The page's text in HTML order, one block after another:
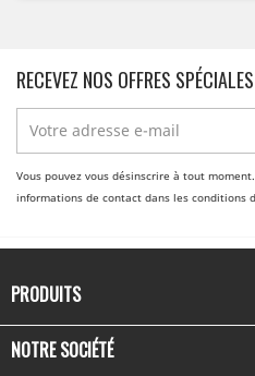
RECEVEZ NOS OFFRES SPÉCIALES
Vous pouvez vous désinscrire à tout
informations de contact dans les conditions
PRODUITS
NOTRE SOCIÉTÉ